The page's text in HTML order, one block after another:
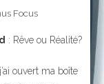
Focus
: Rêve ou Réalité?
ouvert ma boîte